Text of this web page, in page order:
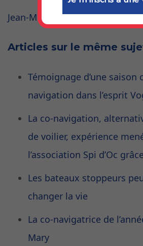
Jean-Michel C.
Articles sur le même
Témoignage d’une saison
navigation dans l’esprit
La co-navigation,
de voilier, expérience
l’association Spi d’Oc
Les bateaux stoppeurs
changer la vie
La co-navigatrice de
Mary